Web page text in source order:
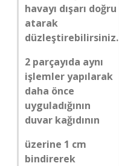
havayı dışarı doğru
atarak
düzleştirebilirsiniz.
2 parçayıda aynı
işlemler yapılarak
daha önce
uyguladığının
duvar kağıdının
üzerine 1 cm
bindirerek